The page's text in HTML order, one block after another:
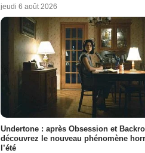
jeudi 6 août 2026
Undertone : après Obsession et
découvrez le nouveau phénomène
l’été